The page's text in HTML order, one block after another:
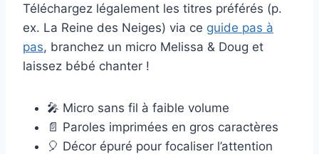
Téléchargez légalement les titres préférés (p.
ex. La Reine des Neiges) via ce guide pas à
pas, branchez un micro Melissa & Doug et
laissez bébé chanter !
🎤 Micro sans fil à faible volume
📄 Paroles imprimées en gros caractères
🎈 Décor épuré pour focaliser l’attention